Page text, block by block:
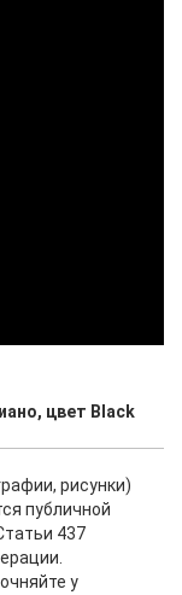
цвет Black
рисунки)
публичной
437
у